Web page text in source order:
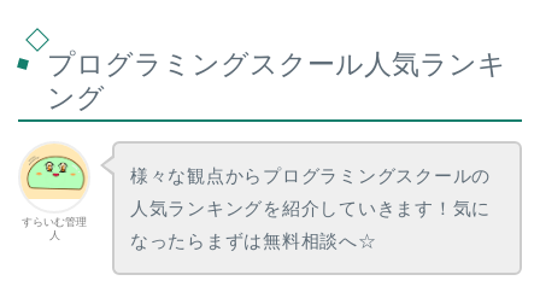
プログラミングスクール人気ランキ
ング
すらいむ管理
人
様々な観点からプログラミングスクールの
人気ランキングを紹介していきます！気に
なったらまずは無料相談へ☆